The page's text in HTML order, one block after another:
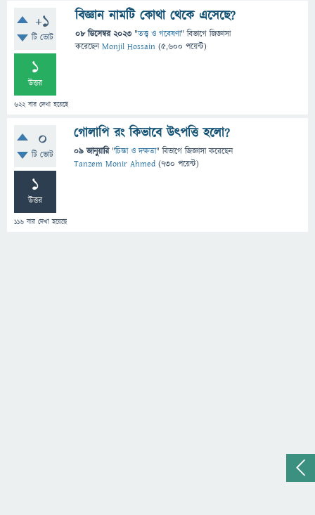
+1
টি ভোট
1
উত্তর
622বার দেখা হয়েছে
বিজ্ঞান নামটি কোথা থেকে এসেছে?
08 ডিসেম্বর 2023 "তত্ত্ব ও গবেষণা" বিভাগে জিজ্ঞাসা
করেছেনMonjil Hossain (5,600 পয়েন্ট)
0
টি ভোট
1
উত্তর
116 বার দেখা হয়েছে
গোলাপি রং কিভাবে উৎপত্তি হলো?
09 জানুয়ারি "চিন্তা ও দক্ষতা" বিভাগে জিজ্ঞাসাকরেছেন
Tanzem Monir Ahmed (730 পয়েন্ট)